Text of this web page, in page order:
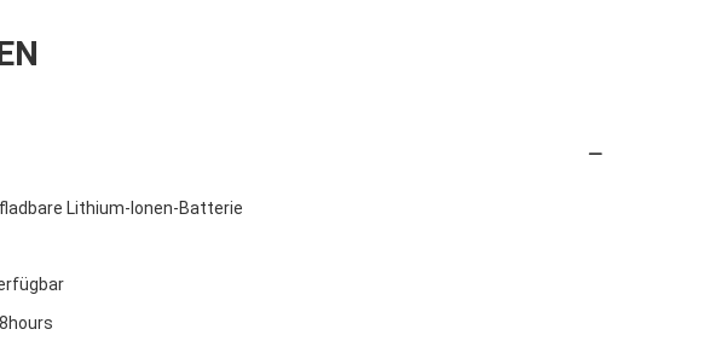
Lithium-Ionen-Batterie